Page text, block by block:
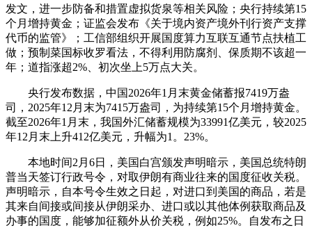
发文，进一步防备和措置虚拟货泉等相关风险；央行持续第15
个月增持黄金；证监会发布《关于境内资产境外刊行资产支撑
代币的监管》；工信部组织开展国度算力互联互通节点扶植工
做；预制菜国标收罗看法，不得利用防腐剂、保质期不该超一
年；道指涨超2%、初次坐上5万点大关。
央行发布数据，中国2026年1月末黄金储蓄报7419万盎
司，2025年12月末为7415万盎司，为持续第15个月增持黄金。
截至2026年1月末，我国外汇储蓄规模为33991亿美元，较2025
年12月末上升412亿美元，升幅为1。23%。
本地时间2月6日，美国白宫颁发声明暗示，美国总统特朗
普当天签订行政号令，对取伊朗有商业往来的国度征收关税。
声明暗示，自本号令生效之日起，对进口到美国的商品，若是
其来自间接或间接从伊朗采办、进口或以其他体例获取商品及
办事的国度，能够加征额外从价关税，例如25%。自发布之日